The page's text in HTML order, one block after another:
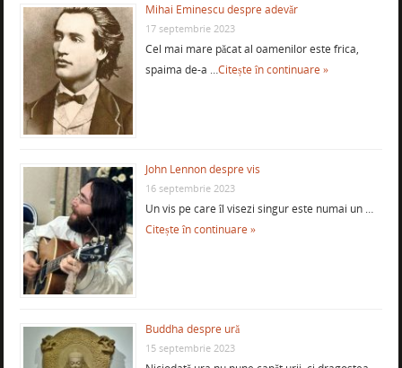
Mihai Eminescu despre adevăr
17 septembrie 2023
Cel mai mare păcat al oamenilor este frica,
spaima de-a …Citește în continuare »
John Lennon despre vis
16 septembrie 2023
Un vis pe care îl visezi singur este numai un …
Citește în continuare »
Buddha despre ură
15 septembrie 2023